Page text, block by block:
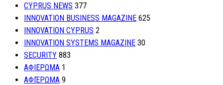
CYPRUS NEWS 377
INNOVATION BUSINESS MAGAZINE 625
INNOVATION CYPRUS 2
INNOVATION SYSTEMS MAGAZINE 30
SECURITY 883
ΑΦΙΕΡΩΜΑ 1
ΑΦΙΈΡΩΜΑ 9